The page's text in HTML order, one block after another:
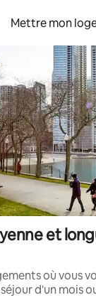
Mettre mon
et
où vous
d'un mois